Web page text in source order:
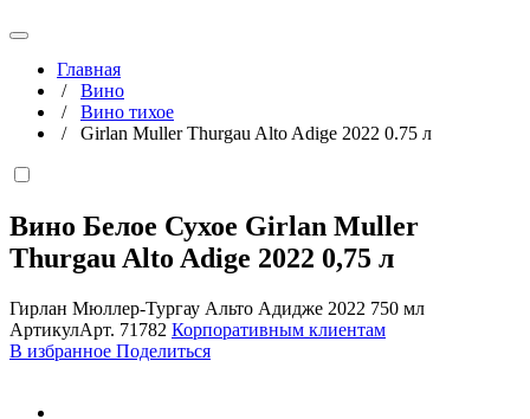
Главная
/ Вино
/ Вино тихое
/ Girlan Muller Thurgau Alto Adige 2022 0.75 л
Вино Белое Сухое Girlan Muller
Thurgau Alto Adige 2022 0,75 л
Гирлан Мюллер-Тургау Альто Адидже 2022 750 мл
АртикулАрт. 71782 Корпоративным клиентам
В избранное Поделиться